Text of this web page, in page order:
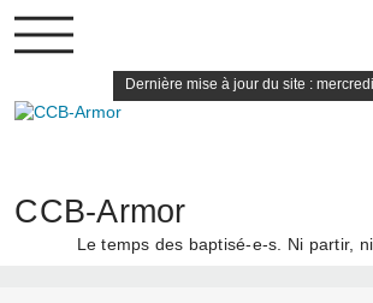
Dernière mise à jour du site :
CCB-Armor
Le temps des baptisé-e-s. Ni partir,